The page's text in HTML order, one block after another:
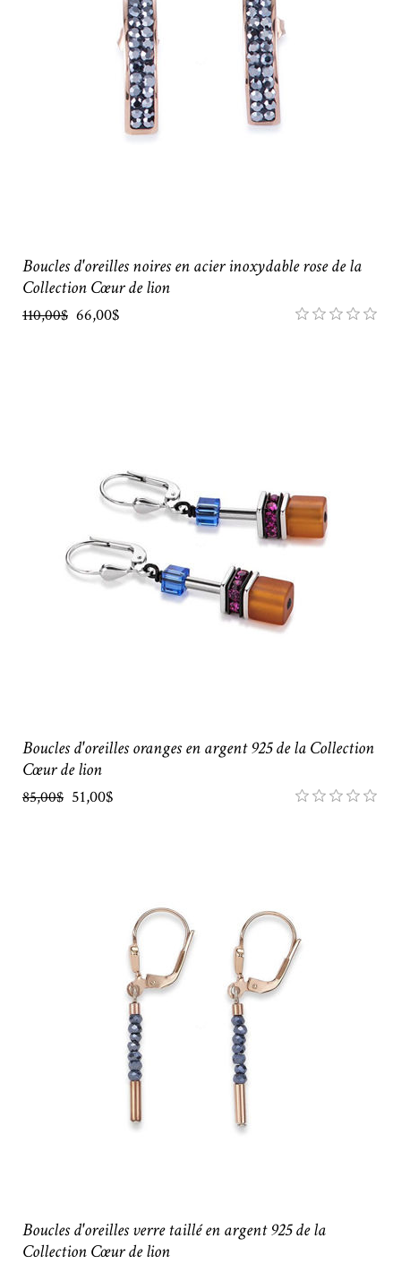
Boucles d'oreilles noires en acier inoxydable rose de la
Collection Cœur de lion
110,00$ 66,00$
Boucles d'oreilles oranges en argent 925 de la Collection
Cœur de lion
85,00$ 51,00$
Boucles d'oreilles verre taillé en argent 925 de la
Collection Cœur de lion